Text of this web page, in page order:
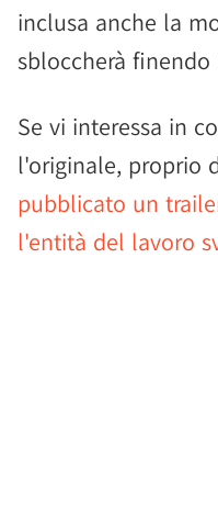
inclusa anche la
sbloccherà finendo
Se vi interessa in
l'originale, proprio
pubblicato un
l'entità del lavoro